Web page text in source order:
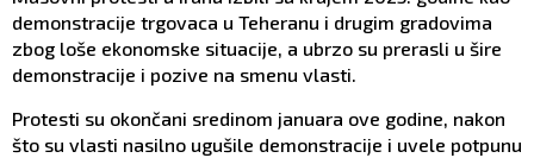
demonstracije trgovaca u Teheranu i drugim gradovima
zbog loše ekonomske situacije, a ubrzo su prerasli u šire
demonstracije i pozive na smenu vlasti.
Protesti su okončani sredinom januara ove godine, nakon
što su vlasti nasilno ugušile demonstracije i uvele potpunu